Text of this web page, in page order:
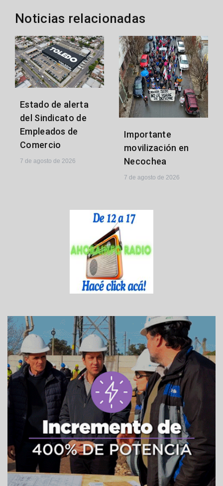
Noticias relacionadas
Estado de alerta
del Sindicato de
Empleados de
Comercio
7 de agosto de 2026
Importante
movilización en
Necochea
7 de agosto de 2026